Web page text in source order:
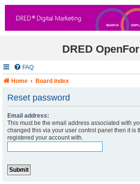
DRED
FAQ
Home
Board index
Reset password
Email address:
This must be the email address associated with
changed this via your user control panel then it is
registered your account with.